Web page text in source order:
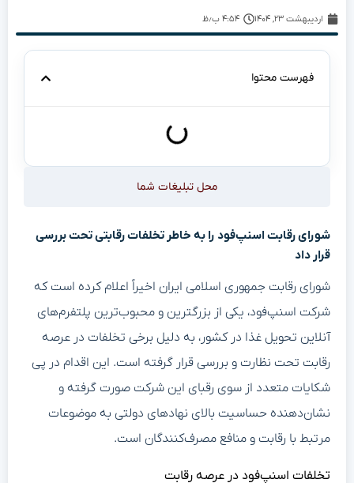
اردیبهشت ۲۳, ۱۴۰۴ ۴:۵۴ ب٫ظ
فهرست محتوا
محل تبلیغات شما
شورای رقابت اسنپ‌فود را به خاطر تخلفات رقابتی تحت بررسی
قرار داد
شورای رقابت جمهوری اسلامی ایران اخیراً اعلام کرده است که
شرکت اسنپ‌فود، یکی از بزرگترین و محبوب‌ترین پلتفرم‌های
آنلاین تحویل غذا در کشور، به دلیل برخی تخلفات در عرصه
رقابت تحت نظارت و بررسی قرار گرفته است. این اقدام در پی
شکایات متعدد از سوی رقبای این شرکت صورت گرفته و
نشان‌دهنده حساسیت بالای نهادهای دولتی به موضوعات
مرتبط با رقابت و منافع مصرف‌کنندگان است.
تخلفات اسنپ‌فود در عرصه رقابت